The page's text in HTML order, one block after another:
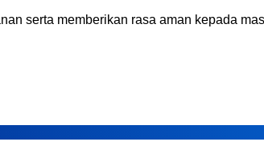
serta memberikan rasa aman kepada